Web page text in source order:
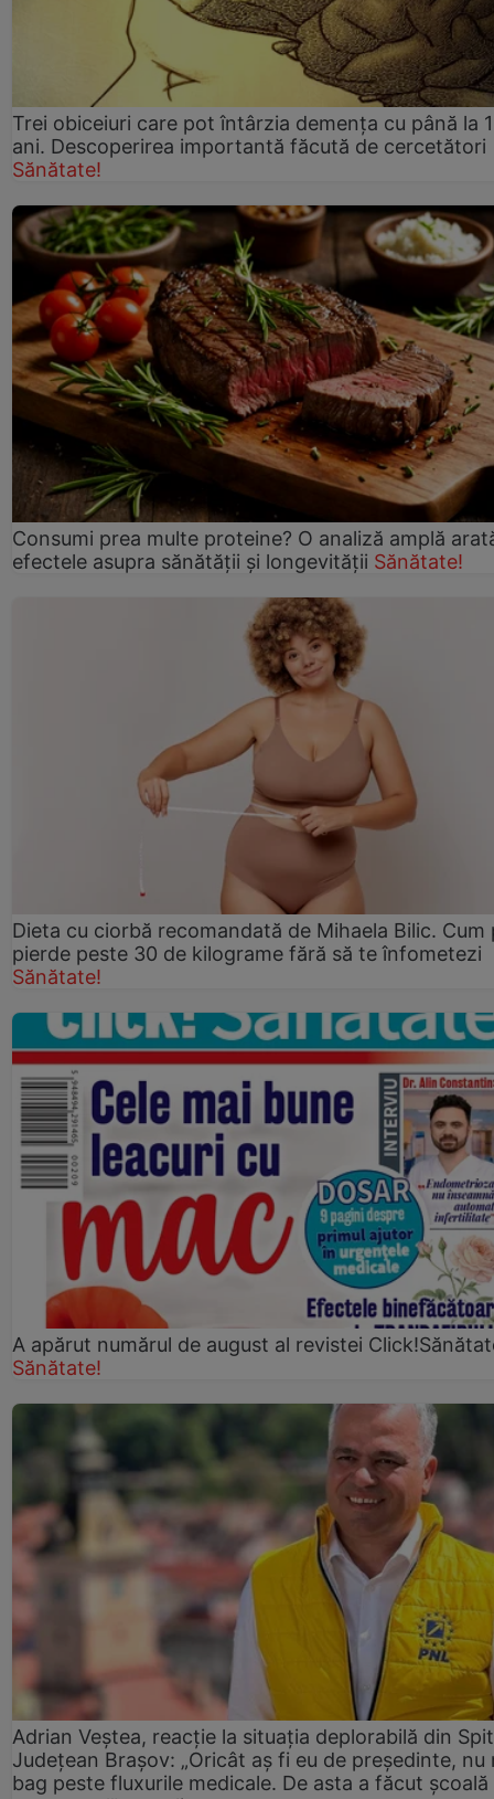
Trei obiceiuri care pot întârzia demența cu până la
ani. Descoperirea importantă făcută de cercetători
Sănătate!
Consumi prea multe proteine? O analiză amplă
efectele asupra sănătății și longevității Sănătate!
Dieta cu ciorbă recomandată de Mihaela Bilic. Cum
pierde peste 30 de kilograme fără să te înfometezi
Sănătate!
A apărut numărul de august al revistei
Sănătate!
Adrian Veștea, reacție la situația deplorabilă din
Județean Brașov: „Oricât aș fi eu de președinte, nu
bag peste fluxurile medicale. De asta a făcut școală